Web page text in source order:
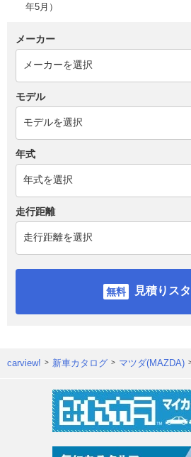
年5月）
メーカー
モデル
年式
走行距離
見積りス
carview! 新車カタログ マツダ(MAZDA)